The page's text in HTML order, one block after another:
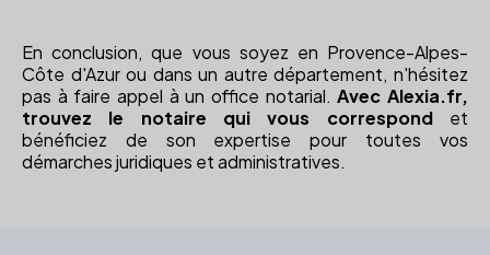
En conclusion, que vous soyez en Provence-Alpes-
Côte d'Azur ou dans un autre département, n'hésitez
pas à faire appel à un office notarial.Avec Alexia.fr,
trouvez le notaire qui vous correspondet
bénéficiez de son expertise pour toutes vos
démarches juridiques et administratives.